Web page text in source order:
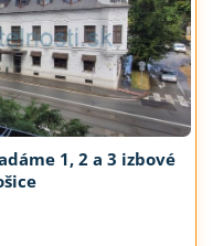
1, 2 a 3 izbové